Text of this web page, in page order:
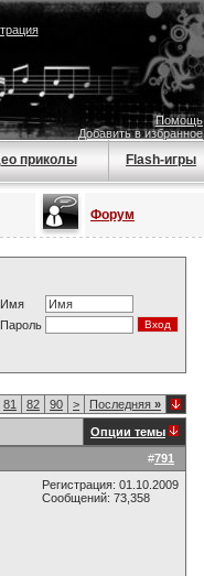
Помощь
Добавить в избранное
приколы Flash-игры
Форум
Имя
Пароль
81 82 90 > Последняя »
Опции темы
#791
Регистрация: 01.10.2009
Сообщений: 73,358